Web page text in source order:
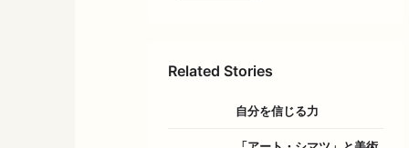
Related Stories
自分を信じる力